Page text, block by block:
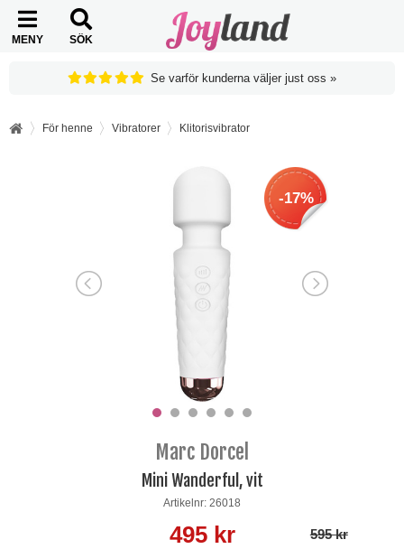
MENY SÖK
Se varför kunderna väljer just oss »
För henne Vibratorer Klitorisvibrator
-17%
Marc Dorcel
Mini Wanderful, vit
Artikelnr: 26018
495 kr 595 kr